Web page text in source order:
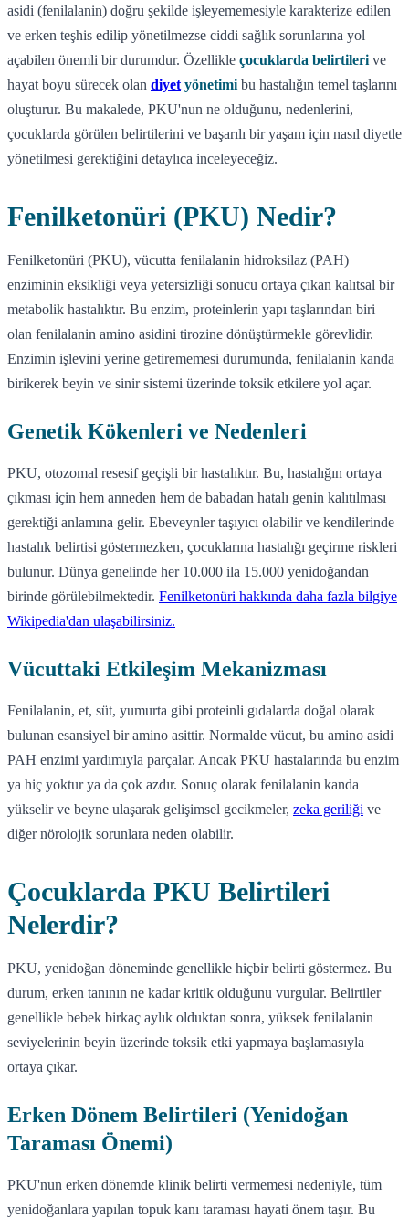
asidi (fenilalanin) doğru şekilde işleyememesiyle karakterize edilen
ve erken teşhis edilip yönetilmezse ciddi sağlık sorunlarına yol
açabilen önemli bir durumdur. Özellikle çocuklarda belirtileri ve
hayat boyu sürecek olan diyet yönetimi bu hastalığın temel taşlarını
oluşturur. Bu makalede, PKU'nun ne olduğunu, nedenlerini,
çocuklarda görülen belirtilerini ve başarılı bir yaşam için nasıl diyetle
yönetilmesi gerektiğini detaylıca inceleyeceğiz.
Fenilketonüri (PKU) Nedir?
Fenilketonüri (PKU), vücutta fenilalanin hidroksilaz (PAH)
enziminin eksikliği veya yetersizliği sonucu ortaya çıkan kalıtsal bir
metabolik hastalıktır. Bu enzim, proteinlerin yapı taşlarından biri
olan fenilalanin amino asidini tirozine dönüştürmekle görevlidir.
Enzimin işlevini yerine getirememesi durumunda, fenilalanin kanda
birikerek beyin ve sinir sistemi üzerinde toksik etkilere yol açar.
Genetik Kökenleri ve Nedenleri
PKU, otozomal resesif geçişli bir hastalıktır. Bu, hastalığın ortaya
çıkması için hem anneden hem de babadan hatalı genin kalıtılması
gerektiği anlamına gelir. Ebeveynler taşıyıcı olabilir ve kendilerinde
hastalık belirtisi göstermezken, çocuklarına hastalığı geçirme riskleri
bulunur. Dünya genelinde her 10.000 ila 15.000 yenidoğandan
birinde görülebilmektedir. Fenilketonüri hakkında daha fazla bilgiye
Wikipedia'dan ulaşabilirsiniz.
Vücuttaki Etkileşim Mekanizması
Fenilalanin, et, süt, yumurta gibi proteinli gıdalarda doğal olarak
bulunan esansiyel bir amino asittir. Normalde vücut, bu amino asidi
PAH enzimi yardımıyla parçalar. Ancak PKU hastalarında bu enzim
ya hiç yoktur ya da çok azdır. Sonuç olarak fenilalanin kanda
yükselir ve beyne ulaşarak gelişimsel gecikmeler, zeka geriliği ve
diğer nörolojik sorunlara neden olabilir.
Çocuklarda PKU Belirtileri
Nelerdir?
PKU, yenidoğan döneminde genellikle hiçbir belirti göstermez. Bu
durum, erken tanının ne kadar kritik olduğunu vurgular. Belirtiler
genellikle bebek birkaç aylık olduktan sonra, yüksek fenilalanin
seviyelerinin beyin üzerinde toksik etki yapmaya başlamasıyla
ortaya çıkar.
Erken Dönem Belirtileri (Yenidoğan
Taraması Önemi)
PKU'nun erken dönemde klinik belirti vermemesi nedeniyle, tüm
yenidoğanlara yapılan topuk kanı taraması hayati önem taşır. Bu